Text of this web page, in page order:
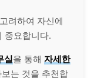
려하여 자신에
중요합니다.
실을 통해 자세한
는 것을 추천합